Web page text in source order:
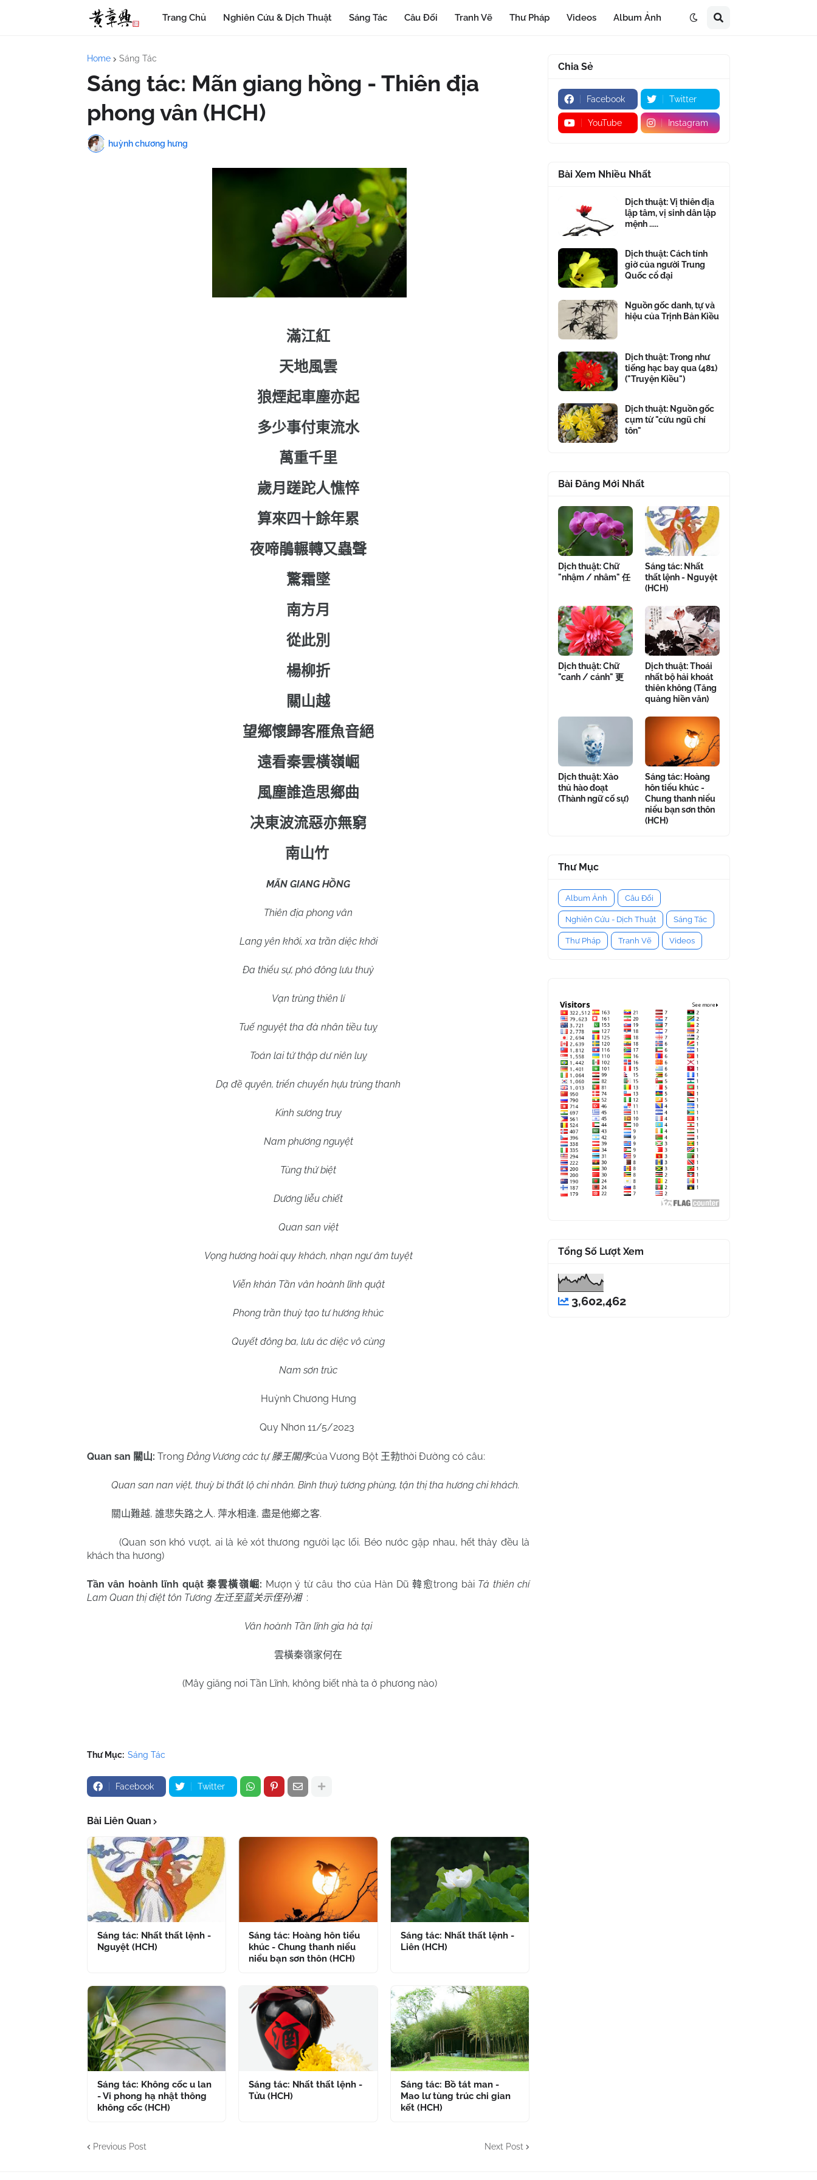
Trang Chủ Nghiên Cứu & Dịch Thuật Sáng Tác Câu Đối Tranh Vẽ Thư Pháp Videos Album Ảnh
Home Sáng Tác
Sáng tác: Mãn giang hồng - Thiên địa
phong vân (HCH)
huỳnh chương hưng
滿江紅
天地風雲
狼煙起車塵亦起
多少事付東流水
萬重千里
歲月蹉跎人憔悴
算來四十餘年累
夜啼鵑輾轉又蟲聲
驚霜墜
南方月
從此別
楊柳折
關山越
望鄉懷歸客雁魚音絕
遠看秦雲橫嶺崛
風塵誰造思鄉曲
决東波流惡亦無窮
南山竹
MÃN GIANG HỒNG
Thiên địa phong vân
Lang yên khởi, xa trần diệc khởi
Đa thiểu sự, phó đông lưu thuỷ
Vạn trùng thiên lí
Tuế nguyệt tha đà nhân tiều tuỵ
Toán lai tứ thập dư niên luỵ
Dạ đề quyên, triển chuyển hựu trùng thanh
Kinh sương truỵ
Namphương nguyệt
Tùng thử biệt
Dương liễu chiết
Quan san việt
Vọng hương hoài quy khách, nhạn ngư âm tuyệt
Viễn khán Tần vân hoành lĩnh quật
Phong trần thuỳ tạo tư hương khúc
Quyết đông ba, lưu ác diệc vô cùng
Nam sơn trúc
Huỳnh Chương Hưng
Quy Nhơn 11/5/2023
Quan san 關山: Trong Đằng Vương các tự滕王閣序của Vương Bột 王勃thời Đường có câu:
Quan san nan việt, thuỳ bi thất lộ chi nhân. Bình thuỷ tương phùng, tận thị tha hương chi khách.
關山難越, 誰悲失路之人. 萍水相逢, 盡是他鄉之客.
(Quan sơn khó vượt, ai là kẻ xót thương người lạc lối. Béo nước gặp nhau, hết thảy đều là
khách tha hương)
Tần vân hoành lĩnh quật秦雲橫嶺崛: Mượn ý từ câu thơ của Hàn Dũ韓愈trong bài Tả thiên chí
Lam Quan thị điệt tôn Tương 左迁至蓝关示侄孙湘 :
Vân hoành Tần lĩnh gia hà tại
雲橫秦嶺家何在
(Mây giăng nơi Tần Lĩnh, không biết nhà ta ở phương nào)
Thư Mục: Sáng Tác
Facebook Twitter
Bài Liên Quan
Sáng tác: Nhất thất lệnh -
Nguyệt (HCH)
Sáng tác: Hoàng hôn tiểu
khúc - Chung thanh niểu
niểu bạn sơn thôn (HCH)
Sáng tác: Nhất thất lệnh -
Liên (HCH)
Sáng tác: Không cốc u lan
- Vi phong hạ nhật thông
không cốc (HCH)
Sáng tác: Nhất thất lệnh -
Tửu (HCH)
Sáng tác: Bồ tát man -
Mao lư tùng trúc chi gian
kết (HCH)
Previous Post Next Post
Chia Sẻ
Facebook Twitter
YouTube Instagram
Bài Xem Nhiều Nhất
Dịch thuật: Vị thiên địa
lập tâm, vị sinh dân lập
mệnh .....
Dịch thuật: Cách tính
giờ của người Trung
Quốc cổ đại
Nguồn gốc danh, tự và
hiệu của Trịnh Bản Kiều
Dịch thuật: Trong như
tiếng hạc bay qua (481)
("Truyện Kiều")
Dịch thuật: Nguồn gốc
cụm từ "cửu ngũ chí
tôn"
Bài Đăng Mới Nhất
Dịch thuật: Chữ
"nhậm / nhâm" 任
Sáng tác: Nhất
thất lệnh - Nguyệt
(HCH)
Dịch thuật: Chữ
"canh / cánh" 更
Dịch thuật: Thoái
nhất bộ hải khoát
thiên không (Tăng
quảng hiền văn)
Dịch thuật: Xảo
thủ hào đoạt
(Thành ngữ cố sự)
Sáng tác: Hoàng
hôn tiểu khúc -
Chung thanh niểu
niểu bạn sơn thôn
(HCH)
Thư Mục
Album Ảnh Câu Đối
Nghiên Cứu - Dịch Thuật Sáng Tác
Thư Pháp Tranh Vẽ Videos
Tổng Số Lượt Xem
3,602,462